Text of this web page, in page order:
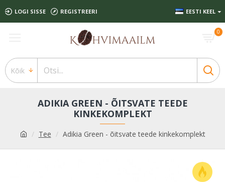
LOGI SISSE REGISTREERI EESTI KEEL
0
Kõik
Tee Adikia Green - õitsvate teede kinkekomplekt
ADIKIA GREEN - ÕITSVATE TEEDE
KINKEKOMPLEKT